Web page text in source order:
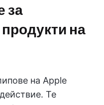
за
на
на Apple
Те